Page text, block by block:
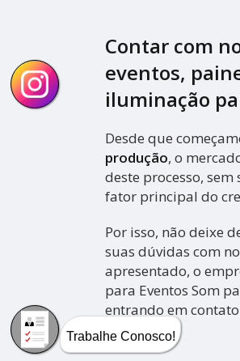
Contar com
eventos,
iluminação
Desde que
produção, o
deste processo,
fator principal do
Por isso, não deixe
suas dúvidas com
apresentado, o
para Eventos Som
entrando em
Trabalhe Conosco!